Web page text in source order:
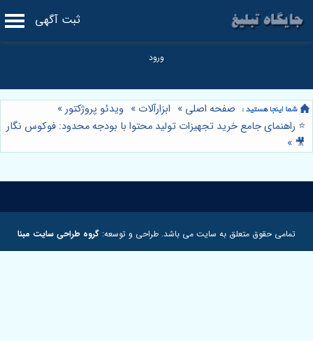
ثبت آگهی
صفحه اصلی » ابزارآلات » ویدئو پروژکتور»
⭐️ راهنمای جامع خرید تجهیزات تولید محتوا با بودجه محدود: فوکوس نگار
🎥
»
تمامی حقوق متعلق به سایت می باشد. طراحی و توسعه: گروه طراحی سایت مبنا